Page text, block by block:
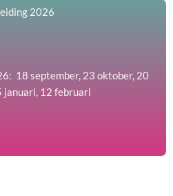
2026
18 september, 23 oktober, 20
januari, 12 februari